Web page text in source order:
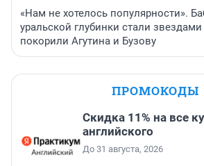
«Нам не хотелось популярности».
уральской глубинки стали
покорили Агутина и Бузову
ПРОМОКОДЫ
Скидка 11% на все
английского
До 31 августа, 2026